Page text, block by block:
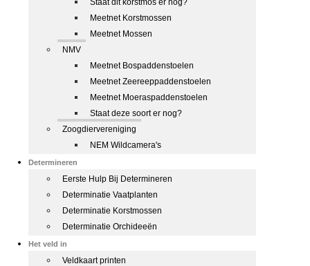
Staat dit korstmos er nog?
Meetnet Korstmossen
Meetnet Mossen
NMV
Meetnet Bospaddenstoelen
Meetnet Zeereeppaddenstoelen
Meetnet Moeraspaddenstoelen
Staat deze soort er nog?
Zoogdiervereniging
NEM Wildcamera's
Determineren
Eerste Hulp Bij Determineren
Determinatie Vaatplanten
Determinatie Korstmossen
Determinatie Orchideeën
Het veld in
Veldkaart printen